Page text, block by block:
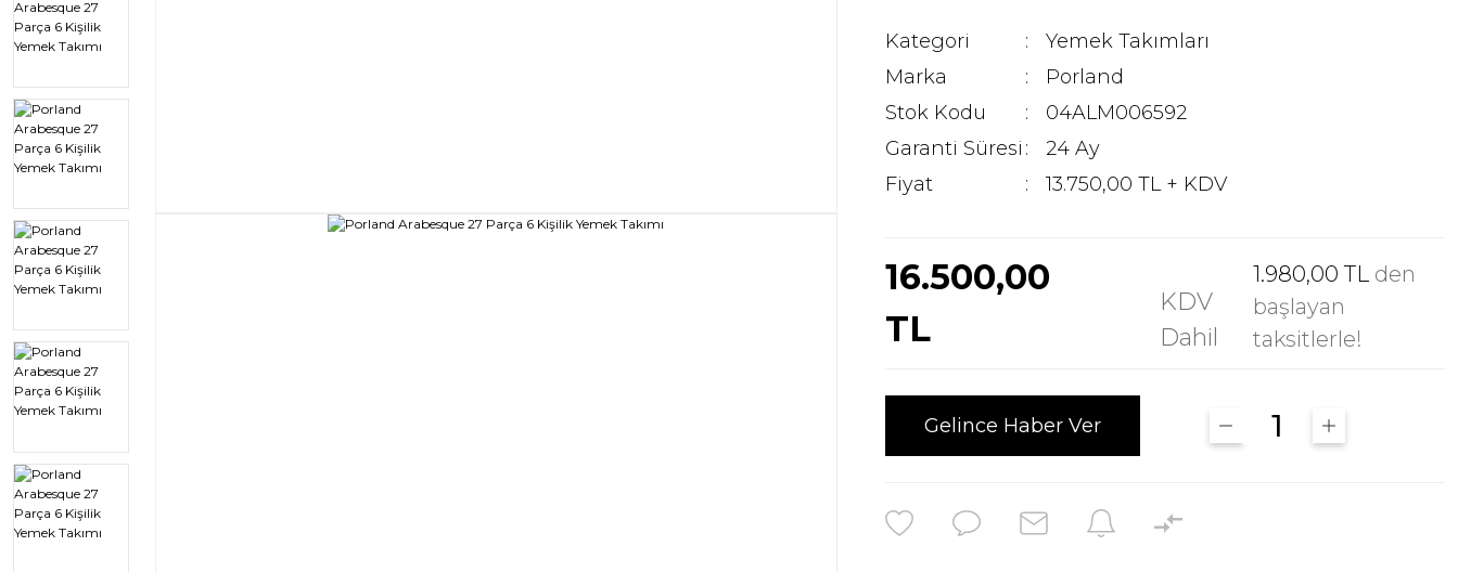
Kategori
Yemek Takımları
Marka
Porland
Stok Kodu
04ALM006592
Garanti Süresi
24 Ay
Fiyat
13.750,00 TL + KDV
16.500,00
TL
KDV
Dahil
1.980,00 TLden
başlayan
taksitlerle!
Gelince Haber Ver